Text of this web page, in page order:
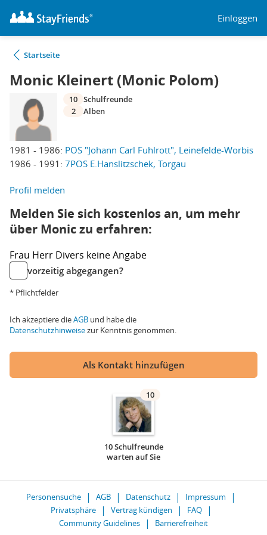
Einloggen
Startseite
Monic Kleinert (Monic Polom)
1981 - 1986: POS "Johann Carl Fuhlrott", Leinefelde-Worbis
1986 - 1991: 7POS E.Hanslitzschek, Torgau
10 Schulfreunde
2
Alben
Profil melden
Melden Sie sich kostenlos an, um mehr
über Monic zu erfahren:
Frau Herr Divers keine Angabe
vorzeitig abgegangen?
* Pflichtfelder
Ich akzeptiere dieAGB und habe die
Datenschutzhinweisezur Kenntnis genommen.
Als Kontakt hinzufügen
10
10 Schulfreunde
warten auf Sie
Personensuche AGB Datenschutz
Impressum
Privatsphäre
Vertrag kündigen
FAQ
Community Guidelines
Barrierefreiheit